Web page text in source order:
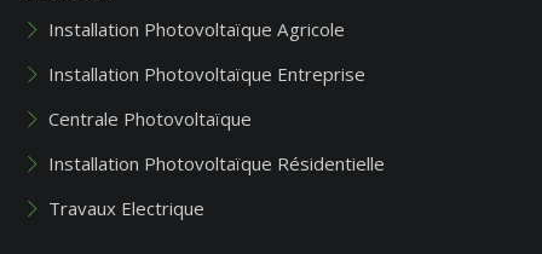
Installation Photovoltaïque Agricole
Installation Photovoltaïque Entreprise
Centrale Photovoltaïque
Installation Photovoltaïque Résidentielle
Travaux Electrique